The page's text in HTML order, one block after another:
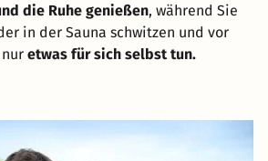
die Ruhe genießen, während Sie
in der Sauna schwitzen und vor
etwas für sich selbst tun.